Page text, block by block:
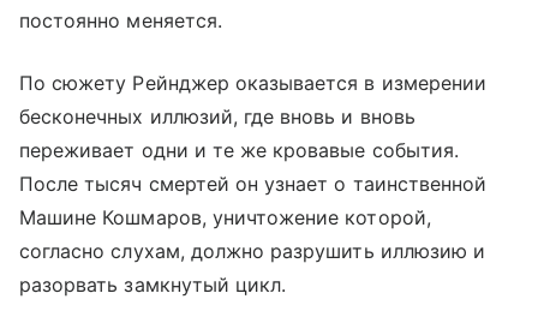
постоянно меняется.
По сюжету Рейнджер оказывается в измерении
бесконечных иллюзий, где вновь и вновь
переживает одни и те же кровавые события.
После тысяч смертей он узнает о таинственной
Машине Кошмаров, уничтожение которой,
согласно слухам, должно разрушить иллюзию и
разорвать замкнутый цикл.